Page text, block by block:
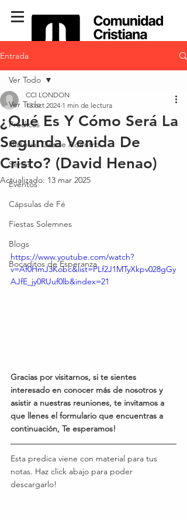
Entrada
Ver Todo
Predicas
Historias Desde Adentro
Series
Eventos
Cápsulas de Fé
Fiestas Solemnes
Blogs
Bocaditos de Esperanza
Ver Todo
¿Qué Es Y Cómo Será La
Segunda Venida De
Cristo? (David Henao)
CCI LONDON
13 oct 2024 1 min de lectura
Actualizado: 13 mar 2025
https://www.youtube.com/watch?
v=Af0HmJ3Kobc&list=PLf2J1MTyXkpv028gGy
AJfE_jy0RUuf0lb&index=21
Gracias por visitarnos, si te sientes
interesado en conocer más de nosotros y
asistir a nuestras reuniones, te invitamos a
que llenes el formulario que encuentras a
continuación, Te esperamos!
Esta predica viene con material para tus
notas. Haz click abajo para poder
descargarlo!